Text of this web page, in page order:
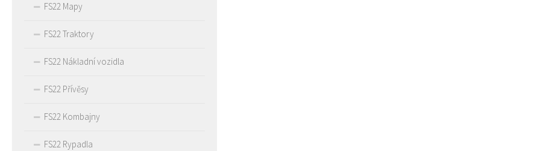
FS22 Mapy
FS22 Traktory
FS22 Nákladní vozidla
FS22 Přívěsy
FS22 Kombajny
FS22 Rypadla